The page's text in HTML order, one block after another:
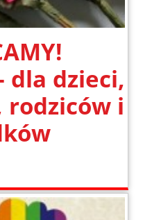
dla dzieci,
rodziców i